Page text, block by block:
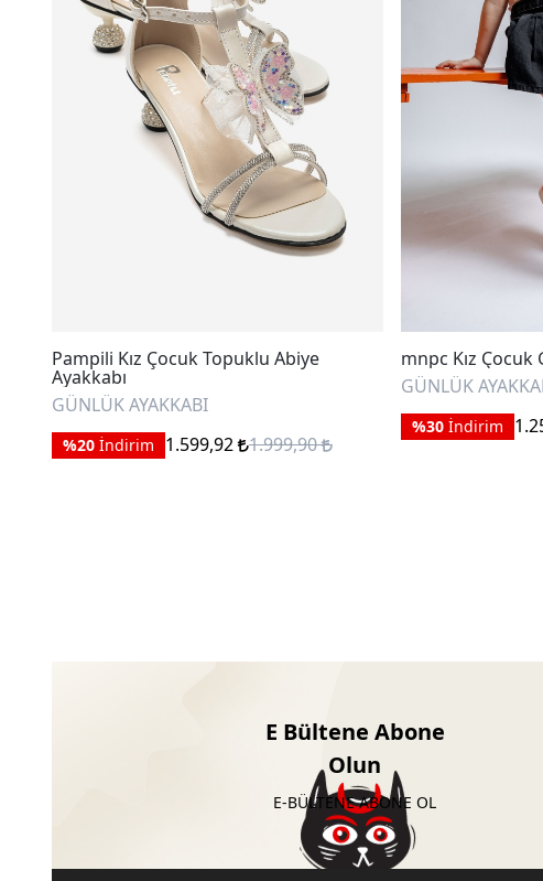
Pampili Kız Çocuk Topuklu Abiye
Ayakkabı
GÜNLÜK AYAKKABI
%20 İndirim 1.599,92 1.999,90
mnpc Kız Çocuk
GÜNLÜK
%30 İndirim
E Bültene Abone
Olun
E-BÜLTENE ABONE OL